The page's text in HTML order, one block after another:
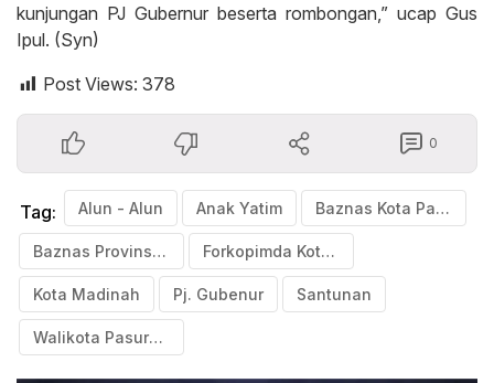
kunjungan PJ Gubernur beserta rombongan,” ucap Gus
Ipul. (Syn)
Post Views: 378
0
Tag: Alun - Alun Anak Yatim Baznas Kota Pasuruan
Baznas Provinsi Jawa Timur Forkopimda Kota Pasuruan
Kota Madinah Pj. Gubenur Santunan
Walikota Pasuruan